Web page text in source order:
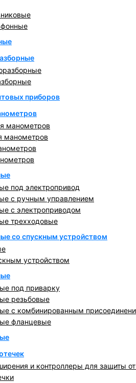
приборов
манометров
манометров
под электропривод
с ручным управлением
с электроприводом
трехходовые
со спускным устройством
устройством
под приварку
резьбовые
с комбинированным
фланцевые
и контроллеры для защиты